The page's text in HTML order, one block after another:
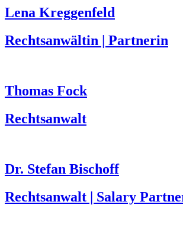
Lena Kreggenfeld
Rechtsanwältin | Partnerin
Thomas Fock
Rechtsanwalt
Dr. Stefan Bischoff
Rechtsanwalt | Salary